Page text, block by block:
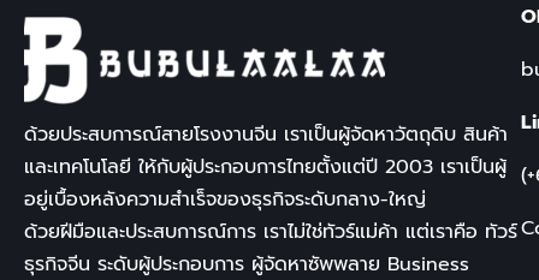
ด้วยประสบการณ์สายโรงงานจีน เราเป็นผู้จัดหาวัตถุดิบ สินค้า
และเทคโนโลยี ให้กับผู้ประกอบการไทยตั้งแต่ปี 2003 เราเป็นผู้
อยู่เบื้องหลังความสำเร็จของธุรกิจระดับกลาง-ใหญ่
ด้วยฝีมือและประสบการณ์การ เราไม่ใช่ทัวร์แม่ค้า แต่เราคือ ทัวร์
ธุรกิจจีน ระดับผู้ประกอบการ ผู้จัดหาซัพพลาย Business